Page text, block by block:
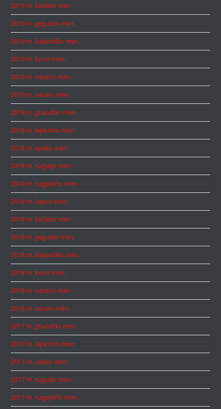
2019 m. birželio mėn.
2019 m. gegužės mėn.
2019 m. balandžio mėn.
2019 m. kovo mėn.
2019 m. vasario mėn.
2019 m. sausio mėn.
2018 m. gruodžio mėn.
2018 m. lapkričio mėn.
2018 m. spalio mėn.
2018 m. rugsėjo mėn.
2018 m. rugpjūčio mėn.
2018 m. liepos mėn.
2018 m. birželio mėn.
2018 m. gegužės mėn.
2018 m. balandžio mėn.
2018 m. kovo mėn.
2018 m. vasario mėn.
2018 m. sausio mėn.
2017 m. gruodžio mėn.
2017 m. lapkričio mėn.
2017 m. spalio mėn.
2017 m. rugsėjo mėn.
2017 m. rugpjūčio mėn.